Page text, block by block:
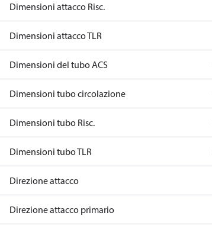
Dimensioni attacco Risc.
Dimensioni attacco TLR
Dimensioni del tubo ACS
Dimensioni tubo circolazione
Dimensioni tubo Risc.
Dimensioni tubo TLR
Direzione attacco
Direzione attacco primario